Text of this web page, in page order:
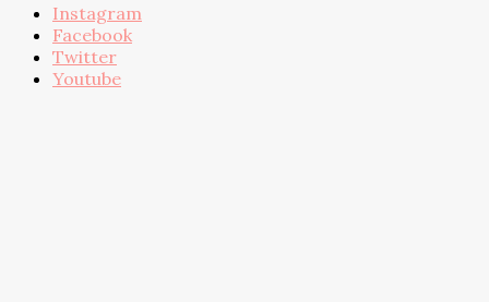
Instagram
Facebook
Twitter
Youtube